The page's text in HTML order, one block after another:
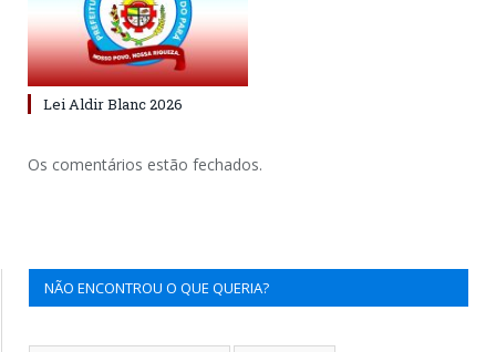
Lei Aldir Blanc 2026
Os comentários estão fechados.
NÃO ENCONTROU O QUE QUERIA?